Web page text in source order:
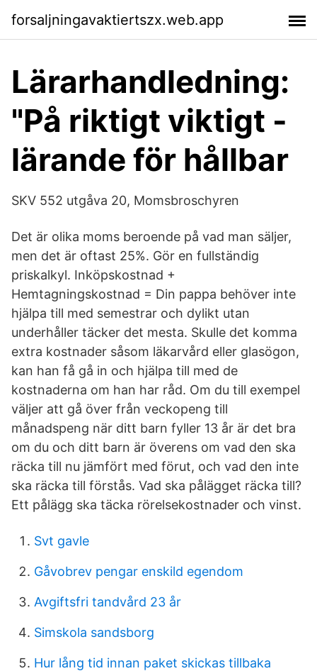
forsaljningavaktiertszx.web.app
Lärarhandledning:
"På riktigt viktigt -
lärande för hållbar
SKV 552 utgåva 20, Momsbroschyren
Det är olika moms beroende på vad man säljer,
men det är oftast 25%. Gör en fullständig
priskalkyl. Inköpskostnad +
Hemtagningskostnad = Din pappa behöver inte
hjälpa till med semestrar och dylikt utan
underhåller täcker det mesta. Skulle det komma
extra kostnader såsom läkarvård eller glasögon,
kan han få gå in och hjälpa till med de
kostnaderna om han har råd. Om du till exempel
väljer att gå över från veckopeng till
månadspeng när ditt barn fyller 13 år är det bra
om du och ditt barn är överens om vad den ska
räcka till nu jämfört med förut, och vad den inte
ska räcka till förstås. Vad ska pålägget räcka till?
Ett pålägg ska täcka rörelsekostnader och vinst.
Svt gavle
Gåvobrev pengar enskild egendom
Avgiftsfri tandvård 23 år
Simskola sandsborg
Hur lång tid innan paket skickas tillbaka